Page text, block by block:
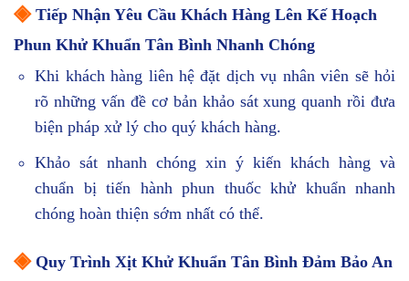
◈ Tiếp Nhận Yêu Cầu Khách Hàng Lên Kế Hoạch
Phun Khử Khuẩn Tân Bình Nhanh Chóng
Khi khách hàng liên hệ đặt dịch vụ nhân viên sẽ hỏi
rõ những vấn đề cơ bản khảo sát xung quanh rồi đưa
biện pháp xử lý cho quý khách hàng.
Khảo sát nhanh chóng xin ý kiến khách hàng và
chuẩn bị tiến hành phun thuốc khử khuẩn nhanh
chóng hoàn thiện sớm nhất có thể.
◈ Quy Trình Xịt Khử Khuẩn Tân Bình Đảm Bảo An